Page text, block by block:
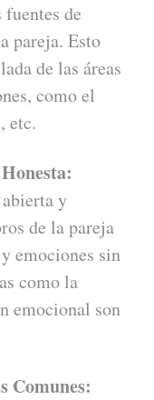
de
pareja. Esto
de las áreas
como el
etc.
y
de la pareja
emociones sin
como la
emocional son
Comunes: